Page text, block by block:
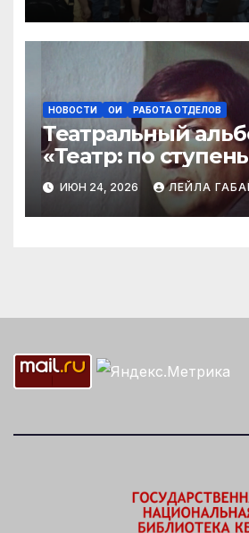
НОВОСТИ ОИ РАБОТА ОТДЕЛОВ
Театральный
«Театр: по
памяти»
ИЮН 24, 2026 ЛЕЙЛА